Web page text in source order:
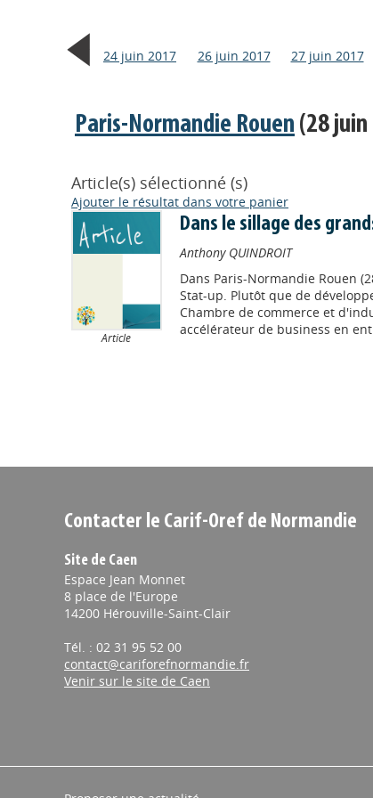
24 juin 2017 26 juin 2017 27 juin 2017
Paris-Normandie Rouen (28 juin
Article(s) sélectionné (s)
Ajouter le résultat dans votre panier
Article
Dans le sillage des
Anthony QUINDROIT
Dans Paris-Normandie Rouen
Stat-up. Plutôt que de
Chambre de commerce et
accélérateur de business en
Contacter le Carif-Oref de Normandie
Site de Caen
Espace Jean Monnet
8 place de l'Europe
14200 Hérouville-Saint-Clair
Tél. : 02 31 95 52 00
contact@cariforefnormandie.fr
Venir sur le site de Caen